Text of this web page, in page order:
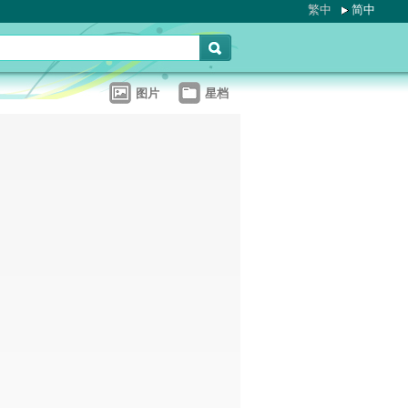
繁中 简中
图片 星档